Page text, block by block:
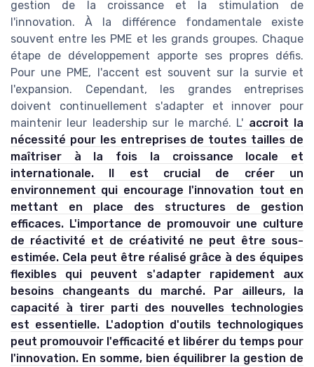
gestion de la croissance et la stimulation de
l'innovation. À la différence fondamentale existe
souvent entre les PME et les grands groupes. Chaque
étape de développement apporte ses propres défis.
Pour une PME, l'accent est souvent sur la survie et
l'expansion. Cependant, les grandes entreprises
doivent continuellement s'adapter et innover pour
maintenir leur leadership sur le marché. L' accroit la
nécessité pour les entreprises de toutes tailles de
maîtriser à la fois la croissance locale et
internationale. Il est crucial de créer un
environnement qui encourage l'innovation tout en
mettant en place des structures de gestion
efficaces. L'importance de promouvoir une culture
de réactivité et de créativité ne peut être sous-
estimée. Cela peut être réalisé grâce à des équipes
flexibles qui peuvent s'adapter rapidement aux
besoins changeants du marché. Par ailleurs, la
capacité à tirer parti des nouvelles technologies
est essentielle. L'adoption d'outils technologiques
peut promouvoir l'efficacité et libérer du temps pour
l'innovation. En somme, bien équilibrer la gestion de